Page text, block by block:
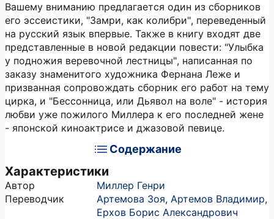
Вашему вниманию предлагается один из сборников
его эссеистики, "Замри, как колибри", переведенный
на русский язык впервые. Также в книгу входят две
представленные в новой редакции повести: "Улыбка
у подножия веревочной лестницы", написанная по
заказу знаменитого художника Фернана Леже и
призванная сопровождать сборник его работ на тему
цирка, и "Бессонница, или Дьявол на воле" - история
любви уже пожилого Миллера к его последней жене
- японской киноактрисе и джазовой певице.
Содержание
Характеристики
Автор
Миллер Генри
Переводчик
Артемова Зоя, Артемов Владимир,
Ерхов Борис Александрович